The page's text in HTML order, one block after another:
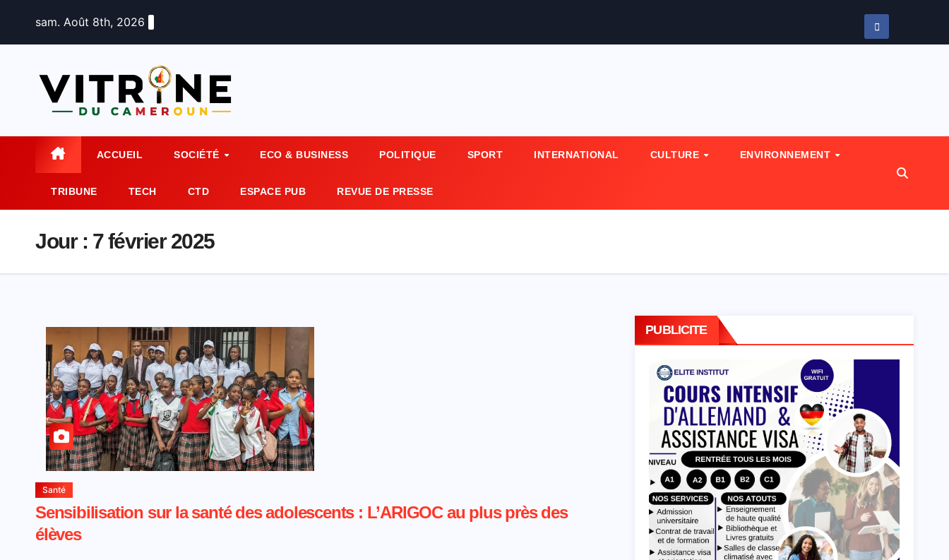
sam. Août 8th, 2026
ACCUEIL SOCIÉTÉ ECO & BUSINESS POLITIQUE SPORT INTERNATIONAL CULTURE ENVIRONNEMENT
TRIBUNE TECH CTD ESPACE PUB REVUE DE PRESSE
Jour : 7 février 2025
Santé
Sensibilisation sur la santé des adolescents : L’ARIGOC au plus près des
élèves
PUBLICITE